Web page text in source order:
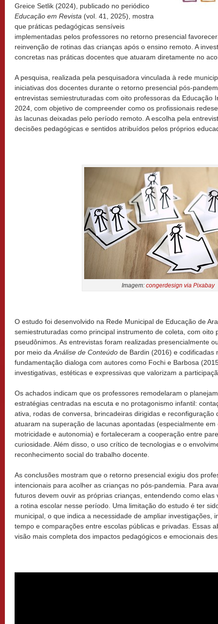
Greice Setlik (2024), publicado no periódico
Educação em Revista (vol. 41, 2025), mostra
que práticas pedagógicas sensíveis
implementadas pelos professores no retorno presencial
reinvenção de rotinas das crianças após o ensino remoto. A
concretas nas práticas docentes que atuaram diretamente no
A pesquisa, realizada pela pesquisadora vinculada à rede
iniciativas dos docentes durante o retorno presencial pós-
entrevistas semiestruturadas com oito professoras da Educação
2024, com objetivo de compreender como os profissionais
às lacunas deixadas pelo período remoto. A escolha pela
decisões pedagógicas e sentidos atribuídos pelos próprios
Imagem: congerdesign via Pixabay
O estudo foi desenvolvido na Rede Municipal de Educação de
semiestruturadas como principal instrumento de coleta, com oito
pseudônimos. As entrevistas foram realizadas presencialmente
por meio da Análise de Conteúdo de Bardin (2016) e codificadas
fundamentação dialoga com autores como Fochi e Barbosa
investigativas, estéticas e expressivas que valorizam a
Os achados indicam que os professores remodelaram o
estratégias centradas na escuta e no protagonismo infantil:
ativa, rodas de conversa, brincadeiras dirigidas e reconfiguração
atuaram na superação de lacunas apontadas (especialmente
motricidade e autonomia) e fortaleceram a cooperação entre
curiosidade. Além disso, o uso crítico de tecnologias e o
reconhecimento social do trabalho docente.
As conclusões mostram que o retorno presencial exigiu dos
intencionais para acolher as crianças no pós-pandemia. Para
futuros devem ouvir as próprias crianças, entendendo como
a rotina escolar nesse período. Uma limitação do estudo é ter
municipal, o que indica a necessidade de ampliar investigações,
tempo e comparações entre escolas públicas e privadas. Essas
visão mais completa dos impactos pedagógicos e emocionais